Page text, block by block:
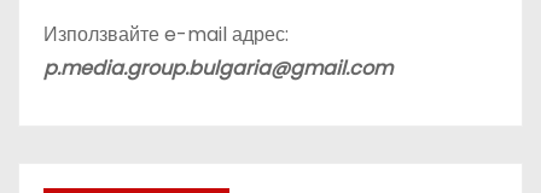
Използвайте e-mail адрес:
p.media.group.bulgaria@gmail.com